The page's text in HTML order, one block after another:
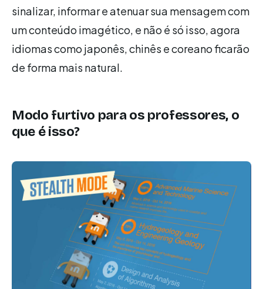
sinalizar, informar e atenuar sua mensagem com
um conteúdo imagético, e não é só isso, agora
idiomas como japonês, chinês e coreano ficarão
de forma mais natural.
Modo furtivo para os professores, o
que é isso?